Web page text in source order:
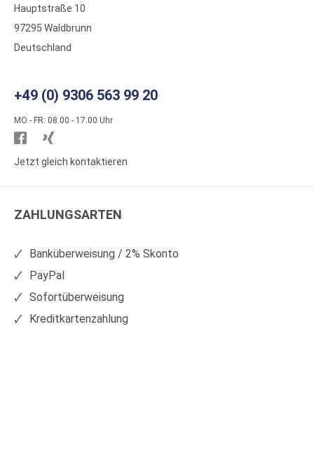
Hauptstraße 10
97295 Waldbrunn
Deutschland
+49 (0) 9306 563 99 20
MO - FR: 08.00 - 17.00 Uhr
Besuchen
Sie
auf
Sie
auf
Jetzt gleich kontaktieren
ZAHLUNGSARTEN
Banküberweisung / 2% Skonto
PayPal
Sofortüberweisung
Kreditkartenzahlung